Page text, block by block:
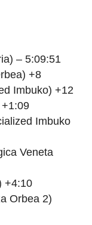
– 5:09:51
+8
Imbuko) +12
Imbuko
Veneta
+4:10
Orbea 2)